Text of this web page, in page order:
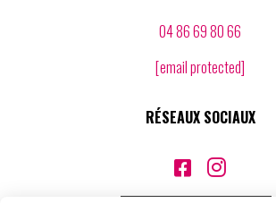
04 86 69 80 66
[email protected]
RÉSEAUX SOCIAUX
 